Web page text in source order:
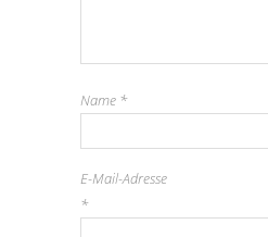
Name *
E-Mail-Adresse
*